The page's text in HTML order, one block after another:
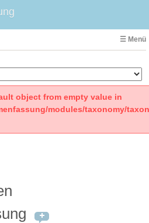
☰ Menü
object from empty value in
modules/taxonomy/